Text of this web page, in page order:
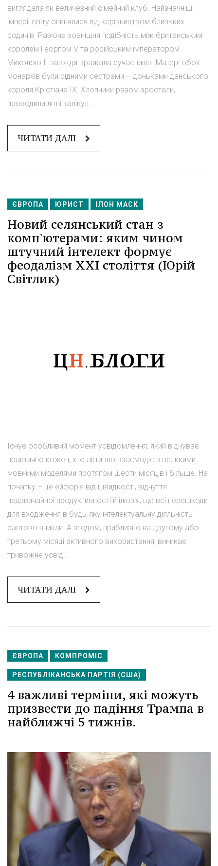
виглядала як величезний сімейний клуб. Найзначніші
імперії світу опинялися під керівництвом близьких
родичів. Разюча зовнішня подібність між британським
королем Георгом V та російським імператором
Миколою II завжди вражала сучасників. Матері обох
монархів були рідними сестрами -- доньками данського
короля Крістіана IX. Хлопчики разом зростали,
проводили літні канікул...
ЧИТАТИ ДАЛІ
ЄВРОПА ЮРИСТ ІЛОН МАСК
Новий селянський стан з
комп'ютерами: яким чином
штучний інтелект формує
феодалізм XXI століття (Юрій
Світлик)
Існує особливий момент усвідомлення, який відчуває
практично кожен, хто активно взаємодіє з великими
мовними моделями протягом шести місяців і більше. На
початку – це ейфорія від швидкості, відчуття
надзвичайної продуктивності й ілюзія, що всі перешкоди
для входження в будь-яку інтелектуальну діяльність
раптово зникли. А згодом, приблизно на другому або
третьому місяці активного використання, виникає
тривожне усвід...
ЧИТАТИ ДАЛІ
ЄВРОПА КОМПРОМІС
РЕСПУБЛІКАНСЬКА ПАРТІЯ (США)
4 важливі терміни, які можуть
призвести до падіння Трампа в
найближчі 5 тижнів.